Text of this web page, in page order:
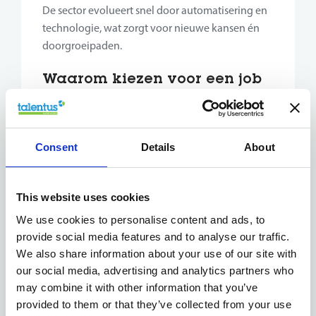
Consent Details About
This website uses cookies
We use cookies to personalise content and ads, to
provide social media features and to analyse our traffic.
We also share information about your use of our site with
our social media, advertising and analytics partners who
may combine it with other information that you’ve
provided to them or that they’ve collected from your use
De sector evolueert snel door automatisering en
technologie, wat zorgt voor nieuwe kansen én
doorgroeipaden.
Waarom kiezen voor een job
in productie?
Stabiele sector vol toekomstkansen
Variatie in taken, verantwoordelijkheden én
Een rol met impact op het eindproduct én het
team
Nauwkeurigheid en
verantwoordelijkheidszin
maken jou waardevol